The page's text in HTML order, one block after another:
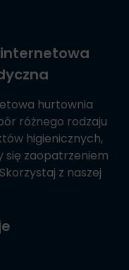
hurtownia
różnego rodzaju
higienicznych,
się zaopatrzeniem
z naszej